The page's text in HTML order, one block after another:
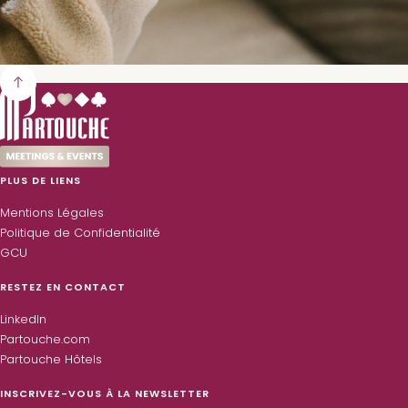
PLUS DE LIENS
Mentions Légales
Politique de Confidentialité
GCU
RESTEZ EN CONTACT
LinkedIn
Partouche.com
Partouche Hôtels
INSCRIVEZ-VOUS À LA NEWSLETTER